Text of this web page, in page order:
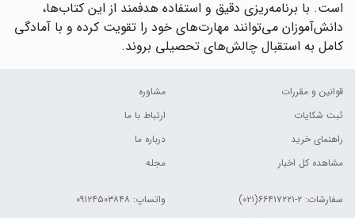
است. با برنامه‌ریزی دقیق و استفاده هدفمند از این کتاب‌ها،
دانش‌آموزان می‌توانند مهارت‌های خود را تقویت کرده و با آمادگی
کامل به استقبال چالش‌های تحصیلی بروند.
قوانین و مقررات
ثبت شکایات
راهنمای خرید
مشاهده کل اخبار
مشاوره
ارتباط با ما
درباره ما
مجله
سفارشات: ۲-۶۶۴۱۷۲۲۱(۰۲۱) واتساپ: ۰۹۱۲۴۵۰۳۸۴۸